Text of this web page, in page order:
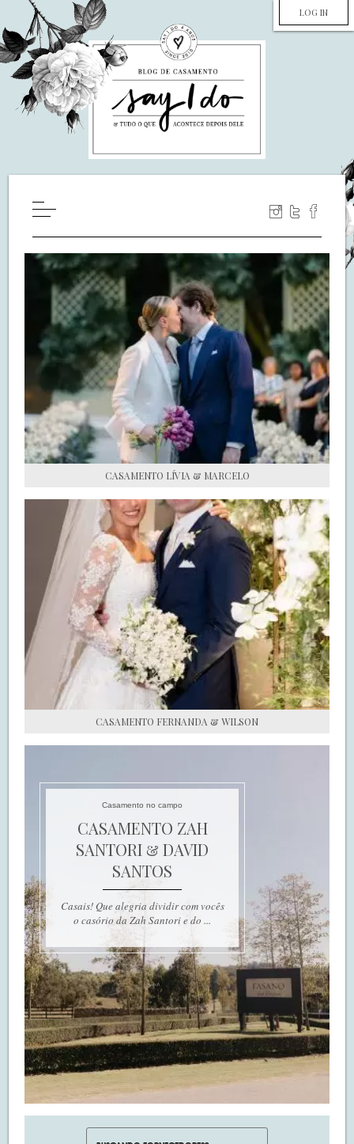
LOG IN
WILL YOU MARRY ME?
LUA DE MEL
COZINHA
DECORAÇÃO
DE NOIVA PRA NOIVA
S.O.S CASADAS
FALE COM O SAY I DO
CASAMENTO LÍVIA & MARCELO
CASAMENTO FERNANDA & WILSON
Casamento no campo
CASAMENTO ZAH
SANTORI & DAVID
SANTOS
Casais! Que alegria dividir com vocês
o casório da Zah Santori e do ...